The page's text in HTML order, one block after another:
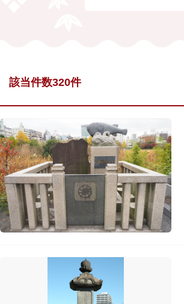
該当件数320件